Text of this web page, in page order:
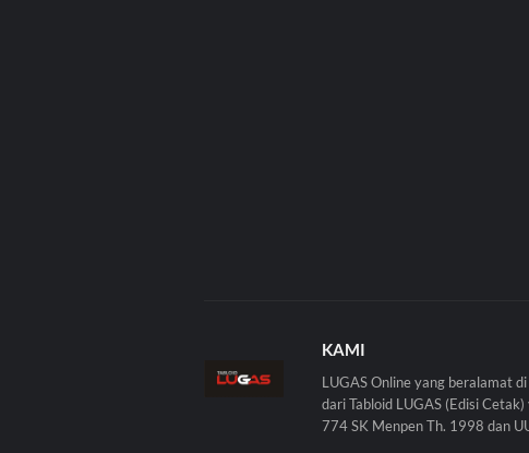
KAMI
LUGAS Online yang beralamat
dari Tabloid LUGAS (Edisi
774 SK Menpen Th. 1998 dan